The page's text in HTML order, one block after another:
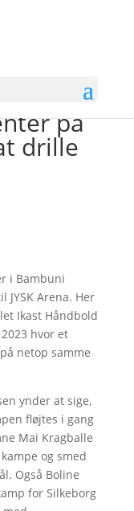
på
drille
i Bambuni
JYSK Arena. Her
Ikast Håndbold
hvor et
netop samme
ynder at sige,
fløjtes i gang
Mai Kragballe
og smed
Også Boline
for Silkeborg